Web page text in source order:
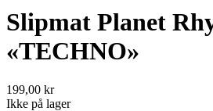
Slipmat Planet
«TECHNO»
199,00 kr
Ikke på lager